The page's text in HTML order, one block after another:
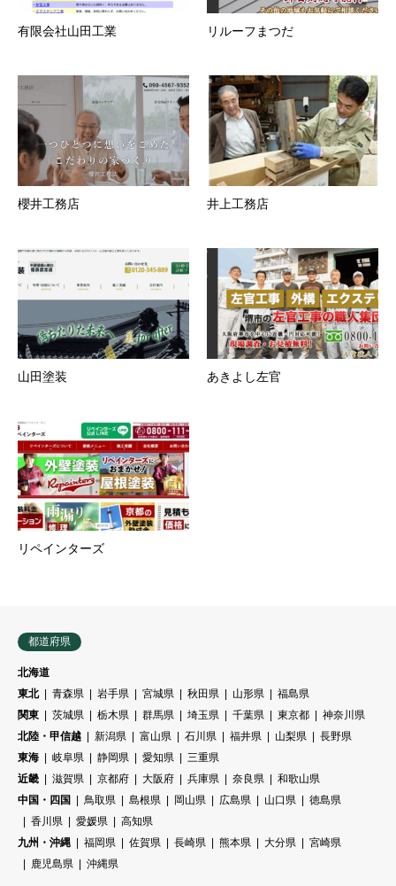
有限会社山田工業 リルーフまつだ
櫻井工務店 井上工務店
山田塗装 あきよし左官
リペインターズ
都道府県
北海道
東北
青森県 岩手県 宮城県 秋田県 山形県
福島県
関東
茨城県 栃木県 群馬県 埼玉県 千葉県 東京都
神奈川県
北陸・甲信越
新潟県 富山県 石川県 福井県 山梨県
長野県
東海
岐阜県 静岡県 愛知県
三重県
近畿
滋賀県 京都府 大阪府 兵庫県 奈良県
和歌山県
中国・四国
鳥取県 島根県 岡山県 広島県 山口県
徳島県
香川県
愛媛県
高知県
九州・沖縄
福岡県 佐賀県 長崎県 熊本県 大分県
宮崎県
鹿児島県
沖縄県